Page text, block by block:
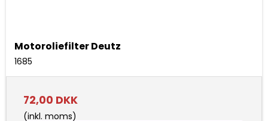
Motoroliefilter Deutz
1685
72,00 DKK
(inkl. moms)